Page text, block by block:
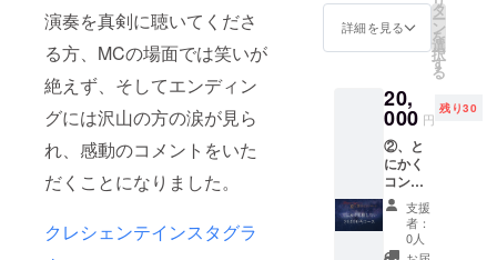
演奏を真剣に聴いてくださ
る方、MCの場面では笑いが
絶えず、そしてエンディン
グには沢山の方の涙が見ら
れ、感動のコメントをいた
だくことになりました。
クレシェンテインスタグラ
円、学
生(高校
1000
円、 差
円を返
金致し
ま
す。）
事前に
郵送で
チケッ
ト(前列
所参照)
着席権
1名分
(先着順
自由着
席) お礼
メッ
セージ
動画3分
カード
とコン
サート
リハー
イジェ
スト動
画 ・動
画はコ
ンサー
トリ
ハーサ
ルをダ
イジェ
スト版
詳細を見る
タ
ー
ン
を
選
択
す
る
20,
000 円
残り30
②、と
にかく
コン
サート
を全力
で応援
した
支援
者：
0人